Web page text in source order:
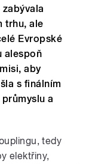
trhu, ale
Evropské
alespoň
aby
s finálním
a
tedy
elektřiny,